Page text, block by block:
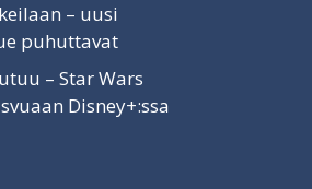
– uusi
puhuttavat
– Star Wars
Disney+:ssa